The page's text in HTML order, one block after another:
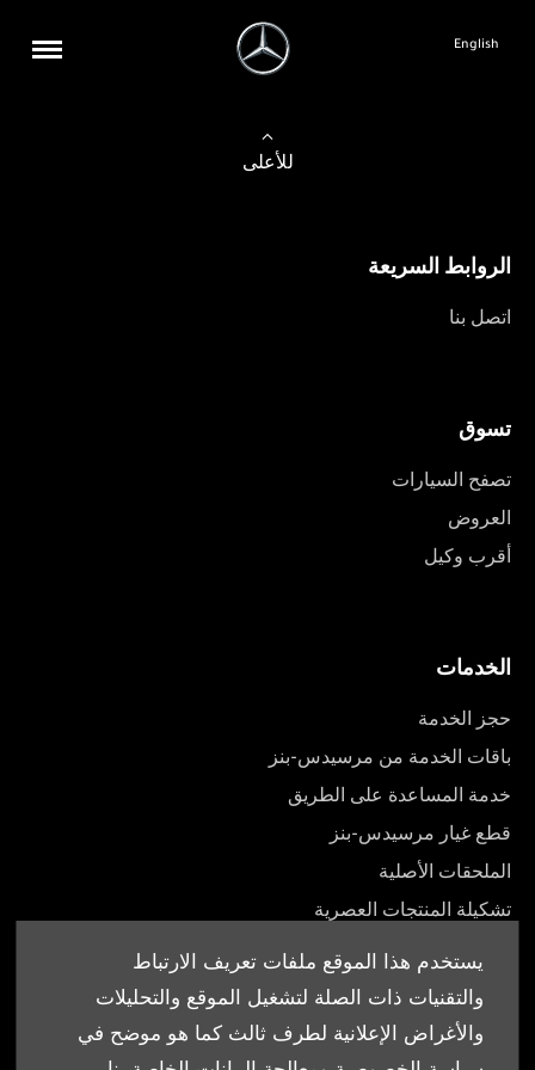
يستخدم هذا الموقع ملفات تعريف الارتباط
والتقنيات ذات الصلة لتشغيل الموقع والتحليلات
والأغراض الإعلانية لطرف ثالث كما هو موضح في
English
للأعلى
الروابط السريعة
اتصل بنا
تسوق
تصفح السيارات
العروض
أقرب وكيل
الخدمات
حجز الخدمة
باقات الخدمة من مرسيدس-بنز
خدمة المساعدة على الطريق
قطع غيار مرسيدس-بنز
الملحقات الأصلية
تشكيلة المنتجات العصرية